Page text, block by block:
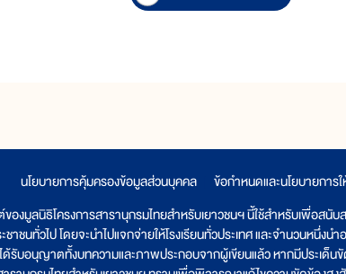
นโยบายการคุ้มครองข้อมูลส่วนบุคคล
ข้อกำหนดและนโยบายการ
องมูลนิธิโครงการสารานุกรมไทยสำหรับเยาวชนฯ นี้ใช้สำหรับเพื่อส
ชาชนทั่วไป โดยจะนำไปแจกจ่ายให้โรงเรียนทั่วประเทศ และจำนวนห
รับอนุญาตทั้งบทความและภาพประกอบจากผู้เขียนแล้ว หากมีประเด็นขั